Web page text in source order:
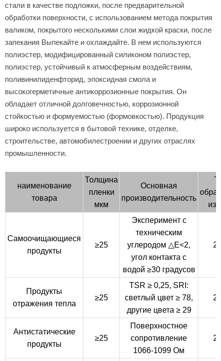
стали в качестве подложки, после предварительной
обработки поверхности, с использованием метода покрытия
валиком, покрытого несколькими слои жидкой краски, после
запекания Выпекайте и охлаждайте. В нем используются
полиэстер, модифицированный силиконом полиэстер,
полиэстер, устойчивый к атмосферным воздействиям,
поливинилиденфторид, эпоксидная смола и
высокогерметичные антикоррозионные покрытия. Он
обладает отличной долговечностью, коррозионной
стойкостью и формуемостью (формовкостью). Продукция
широко используется в бытовой технике, отделке,
строительстве, автомобилестроении и других отраслях
промышленности.
наименование
товара
Толщина
пленки
мкм
Основная
производительность
Т-
Самоочищающиеся
продукты
≥25
Эксперимент с
техническим
углеродом △E<2,
угол контакта с
водой ≥30 градусов
Продукты
отражения тепла
≥25
TSR ≥ 0,25, SRI:
светлый цвет ≥ 78,
другие цвета ≥ 29
Антистатические
продукты
≥25
Поверхностное
сопротивление
1066-1099 Ом